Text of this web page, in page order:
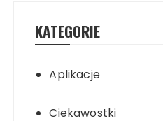
KATEGORIE
Aplikacje
Ciekawostki